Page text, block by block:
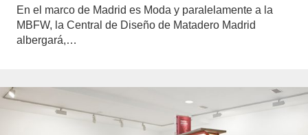
En el marco de Madrid es Moda y paralelamente a la
MBFW, la Central de Diseño de Matadero Madrid
albergará,…